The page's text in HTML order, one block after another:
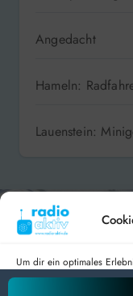
Um dir ein optimales
Cookies, um
Angedacht
Hameln:
Lauenstein: